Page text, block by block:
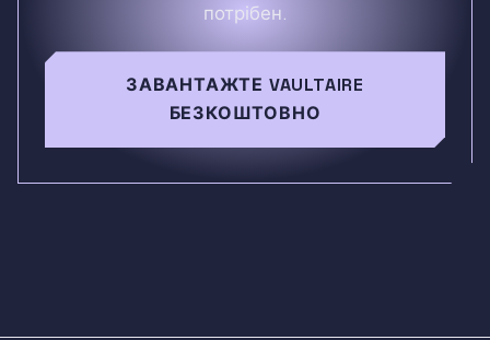
потрібен.
ЗАВАНТАЖТЕ VAULTAIRE
БЕЗКОШТОВНО